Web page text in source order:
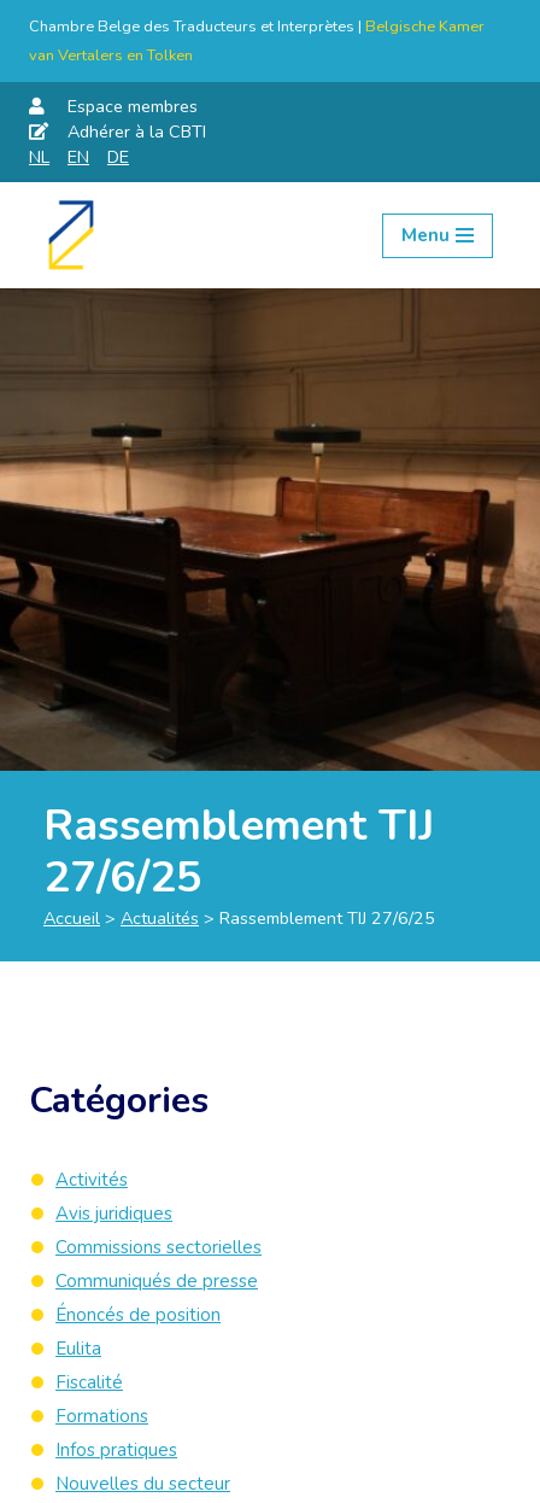
Chambre Belge des Traducteurs et Interprètes | Belgische Kamer
van Vertalers en Tolken
Espace membres
Adhérer à la CBTI
NL
EN DE
Aller
Menu
Rassemblement TIJ
27/6/25
Accueil > Actualités > Rassemblement TIJ 27/6/25
Catégories
Activités
Avis juridiques
Commissions sectorielles
Communiqués de presse
Énoncés de position
Eulita
Fiscalité
Formations
Infos pratiques
Nouvelles du secteur